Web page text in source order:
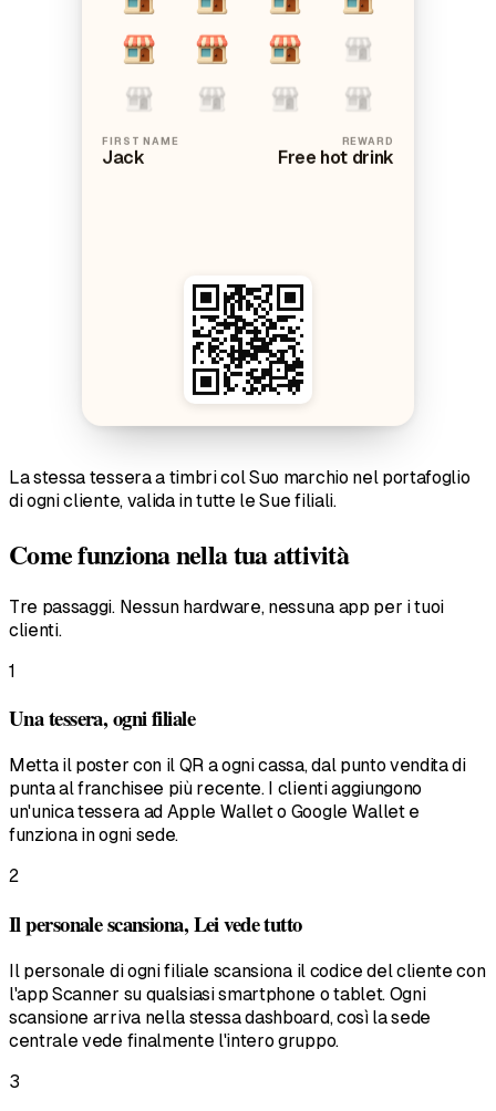
FIRST NAME
Jack
REWARD
Free hot drink
La stessa tessera a timbri col Suo marchio nel portafoglio
di ogni cliente, valida in tutte le Sue filiali.
Come funziona nella tua attività
Tre passaggi. Nessun hardware, nessuna app per i tuoi
clienti.
1
Una tessera, ogni filiale
Metta il poster con il QR a ogni cassa, dal punto vendita di
punta al franchisee più recente. I clienti aggiungono
un'unica tessera ad Apple Wallet o Google Wallet e
funziona in ogni sede.
2
Il personale scansiona, Lei vede tutto
Il personale di ogni filiale scansiona il codice del cliente con
l'app Scanner su qualsiasi smartphone o tablet. Ogni
scansione arriva nella stessa dashboard, così la sede
centrale vede finalmente l'intero gruppo.
3